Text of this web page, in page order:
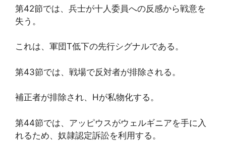
第42節では、兵士が十人委員への反感から戦意を
失う。
これは、軍団T低下の先行シグナルである。
第43節では、戦場で反対者が排除される。
補正者が排除され、Hが私物化する。
第44節では、アッピウスがウェルギニアを手に入
れるため、奴隷認定訴訟を利用する。